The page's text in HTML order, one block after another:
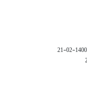
1400-02-21